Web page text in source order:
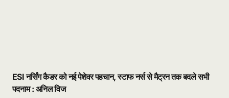
ESI नर्सिंग कैडर को नई पेशेवर पहचान, स्टाफ नर्स से मैट्रन तक बदले सभी
पदनाम : अनिल विज